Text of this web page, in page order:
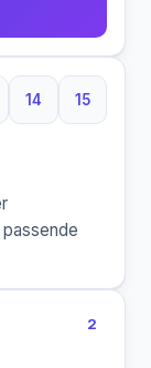
Buchstaben
14
14 Buchstaben
15
15
2